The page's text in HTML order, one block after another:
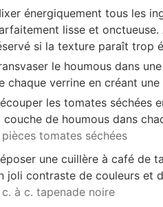
énergiquement tous les
lisse et
si la texture paraît trop
le houmous dans
chaque verrine en créant
les tomates séchées
couche de houmous dans
tomates séchées
une cuillère à café de
joli contraste de couleurs et
à c. tapenade noire